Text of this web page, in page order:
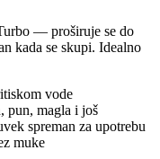
— proširuje se do
kada se skupi. Idealno
vode
pun, magla i još
spreman za upotrebu
muke